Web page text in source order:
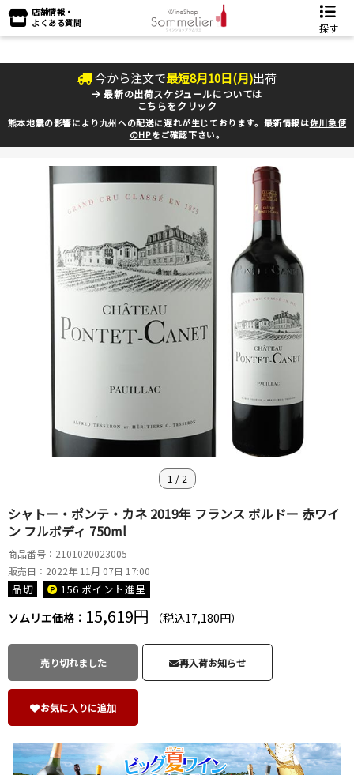
店舗情報・
よくある質問
探す
今から注文で最短8月10日(月)出荷
最新の出荷スケジュールについては
こちらをクリック
熊本地震の影響により九州への配送に遅れが生じております。最新情報は佐川急便
のHPをご確認下さい。
1 / 2
シャトー・ポンテ・カネ 2019年 フランス ボルドー 赤ワイ
ン フルボディ 750ml
商品番号：2101020023005
販売日：2022年 11月 07日 17:00
品切 156 ポイント進呈
ソムリエ価格： 15,619円 （税込17,180円）
売り切れました 再入荷お知らせ
お気に入りに追加